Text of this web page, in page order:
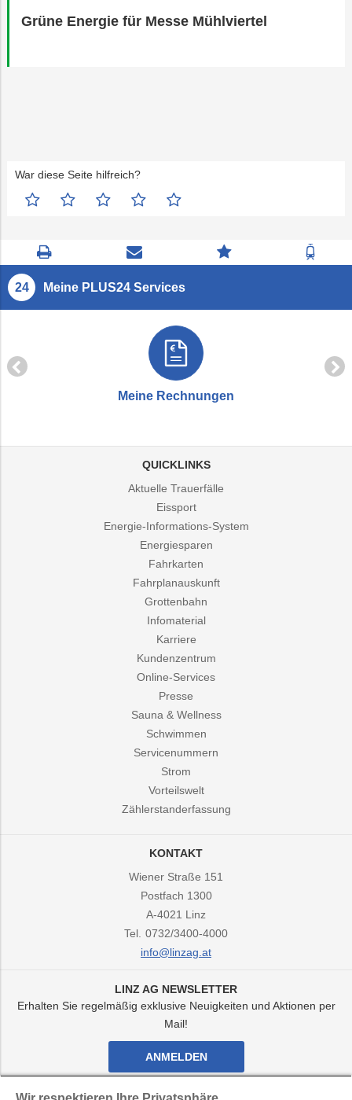
Grüne Energie für Messe Mühlviertel
War diese Seite hilfreich?
Seite
drucken
Kontaktseite
öffnen
Zum
Feedback
Zur
Meine PLUS24 Services
Meine Rechnungen
QUICKLINKS
Aktuelle Trauerfälle
Eissport
Energie-Informations-System
Energiesparen
Fahrkarten
Fahrplanauskunft
Grottenbahn
Infomaterial
Karriere
Kundenzentrum
Online-Services
Presse
Sauna & Wellness
Schwimmen
Servicenummern
Strom
Vorteilswelt
Zählerstanderfassung
KONTAKT
Wiener Straße 151
Postfach 1300
A-4021 Linz
Tel. 0732/3400-4000
info@linzag.at
LINZ AG NEWSLETTER
Erhalten Sie regelmäßig exklusive Neuigkeiten und Aktionen per
Mail!
ANMELDEN
Facebook
TwitterYoutube